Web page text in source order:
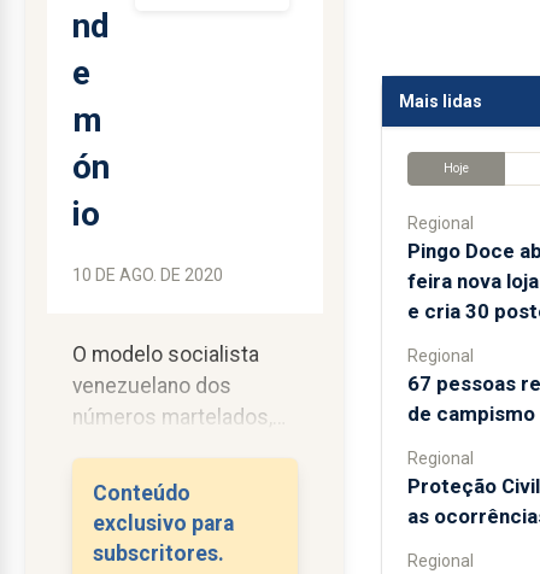
nd
e
m
ón
io
10 DE AGO. DE 2020
O modelo socialista
venezuelano dos
números martelados,
condicionadas e do
retrato maquilhado da
realidade instalou-se no
Conteúdo
exclusivo para
subscritores.
Mais lidas
Hoje
Regional
Pingo Doce
feira nova
e cria 30
Regional
67 pessoas
de campismo
Regional
Proteção
as
Regional